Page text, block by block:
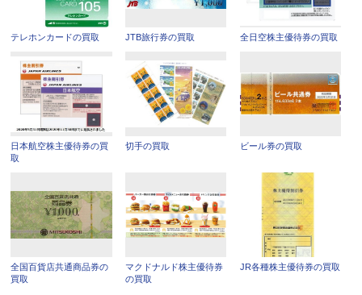
テレホンカードの買取 JTB旅行券の買取 全日空株主優待券の買取
日本航空株主優待券の買
取
切手の買取 ビール券の買取
全国百貨店共通商品券の
買取
マクドナルド株主優待券
の買取
JR各種株主優待券の買取